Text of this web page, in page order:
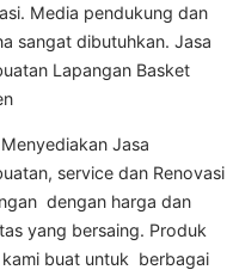
Media pendukung dan
sangat dibutuhkan. Jasa
Lapangan Basket
Jasa
service dan Renovasi
dengan harga dan
yang bersaing. Produk
buat untuk berbagai